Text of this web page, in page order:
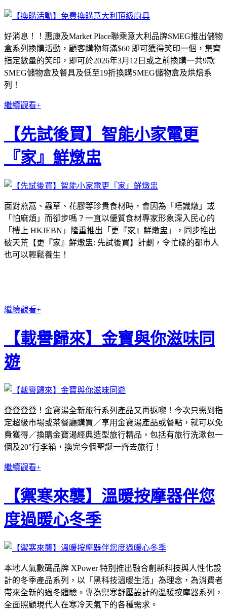
好消息！！惠康及Market Place聯乘意大利品牌SMEG推出儲物
盒系列換購活動，顧客購物每滿$60 即可獲得笑印一個，集齊
指定數量的笑印，即可於2026年3月12日或之前換購一共9款
SMEG儲物盒及餐具及低至19折換購SMEG儲物盒及烘焙系
列！
繼續觀看+
【先試後買】智能小家電更
『家』鮮燉盅
面對燕窩、蟲草、花膠等珍貴食材時，會因為「唔識燉」或
「怕麻煩」而卻步嗎？一直以優質食材專家形象深入民心的
「樓上 HKJEBN」隆重推出「更『家』鮮燉盅」，同步推出
破天荒【更『家』鮮燉盅: 先試後買】計劃，令忙碌的都市人
也可以輕鬆養生！
繼續觀看+
【載譽歸來】金寶與你滋味同
遊
登登登登！金寶湯全新旅行系列產品又再返嚟！今次只需到指
定超級市場或茶餐廳購買／享用金寶湯產品或餐點，就可以免
費獲得／換購金寶湯經典造型旅行精品，包括有旅行洗漱包一
個及20"行李箱，換完今個聖誕一齊去旅行！
繼續觀看+
【禦寒來襲】溫暖按摩器伴您
度過暖心冬季
本地人氣數碼品牌 XPower 特別推出融合創新科技與人性化設
計的冬季產品系列，以「黑科技溫暖生活」為理念，為消費者
帶來全新的過冬體驗。專為禦寒舒壓設計的溫暖按摩器系列，
全面照顧現代人在寒冷天氣下的各種需求。